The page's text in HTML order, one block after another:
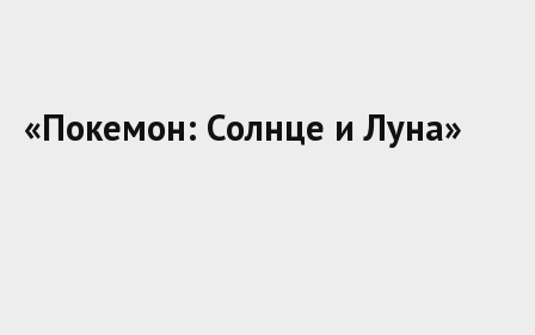
«Покемон: Солнце и Луна»